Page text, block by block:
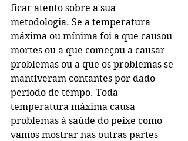
ficar atento sobre a sua
metodologia. Se a temperatura
máxima ou mínima foi a que causou
mortes ou a que começou a causar
problemas ou a que os problemas se
mantiveram contantes por dado
período de tempo. Toda
temperatura máxima causa
problemas á saúde do peixe como
vamos mostrar nas outras partes